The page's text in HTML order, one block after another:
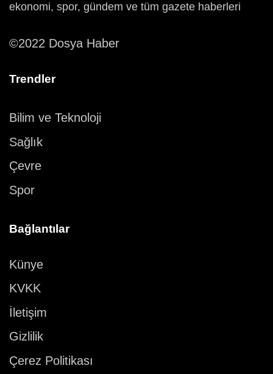
ekonomi, spor, gündem ve tüm gazete haberleri
©2022 Dosya Haber
Trendler
Bilim ve Teknoloji
Sağlık
Çevre
Spor
Bağlantılar
Künye
KVKK
İletişim
Gizlilik
Çerez Politikası